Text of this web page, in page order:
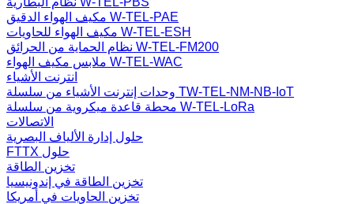
مكيف الهواء الدقيق W-TEL-PAE
مكيف الهواء للحاويات W-TEL-ESH
نظام الحماية من الحرائق W-TEL-FM200
ملابس مكيف الهواء W-TEL-WAC
انترنت الأشياء
وحدات إنترنت الأشياء من سلسلة TW-TEL-NM-NB-IoT
محطة قاعدة ميكروية من سلسلة W-TEL-LoRa
الاتصالات
حلول إدارة الألياف البصرية
FTTX حلول
تخزين الطاقة
تخزين الطاقة في إندونيسيا
تخزين الحاويات في أمريكا